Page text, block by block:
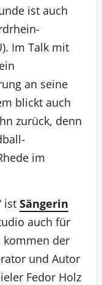
ist auch
Im Talk mit
an seine
blickt auch
zurück, denn
im
ist Sängerin
auch für
kommen der
und Autor
Fedor Holz